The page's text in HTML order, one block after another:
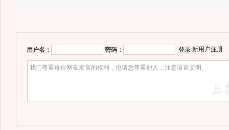
用户名： 密码： 新用户注册